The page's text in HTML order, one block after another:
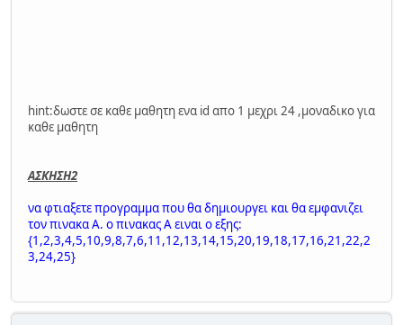
hint:δωστε σε καθε μαθητη ενα id απο 1 μεχρι 24 ,μοναδικο για
καθε μαθητη
ΑΣΚΗΣΗ2
να φτιαξετε προγραμμα που θα δημιουργει και θα εμφανιζει
τον πινακα Α. ο πινακας Α ειναι ο εξης:
{1,2,3,4,5,10,9,8,7,6,11,12,13,14,15,20,19,18,17,16,21,22,2
3,24,25}